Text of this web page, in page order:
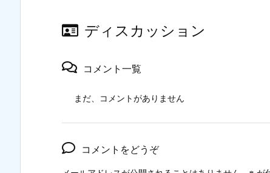
ディスカッション
コメント一覧
まだ、コメントがありません
コメントをどうぞ